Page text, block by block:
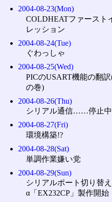
2004-08-23(Mon)
COLDHEATファースト
レッション
2004-08-24(Tue)
ぐわっしゃ
2004-08-25(Wed)
PICのUSART機能の翻
の巻)
2004-08-26(Thu)
シリアル通信……停止中
2004-08-27(Fri)
環境構築!?
2004-08-28(Sat)
単調作業嫌い党
2004-08-29(Sun)
シリアルポート切り替
α「EX232CP」製作開始